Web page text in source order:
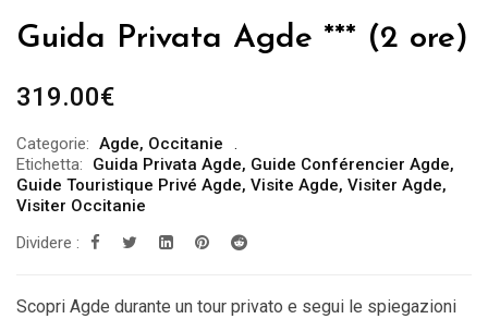
Guida Privata Agde *** (2 ore)
319.00€
Categorie: Agde, Occitanie
Etichetta:
Guida Privata Agde, Guide Conférencier Agde,
Guide Touristique Privé Agde, Visite Agde, Visiter Agde,
Visiter Occitanie
Dividere :
Scopri Agde durante un tour privato e segui le spiegazioni